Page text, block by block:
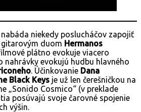
niekedy poslucháčov zapojiť
duom Hermanos
plátno evokuje viacero
nahrávky evokujú hudbu hlavného
. Účinkovanie Dana
Black Keys je už len čerešničkou na
„Sonido Cosmico“ (v preklade
posúvajú svoje čarovné spojenie
výšin.